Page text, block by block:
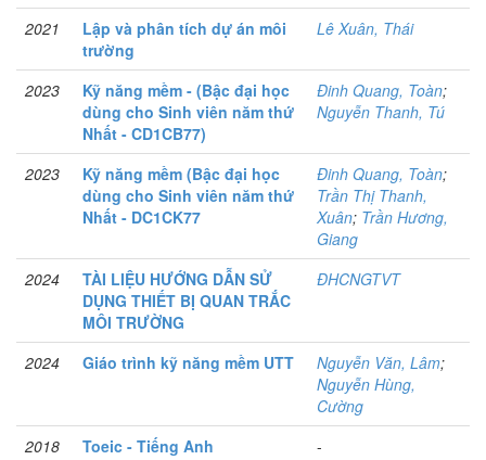
2021
Lập và phân tích dự án môi
trường
Lê Xuân, Thái
2023
Kỹ năng mềm - (Bậc đại học
dùng cho Sinh viên năm thứ
Nhất - CD1CB77)
Đinh Quang, Toàn;
Nguyễn Thanh, Tú
2023
Kỹ năng mềm (Bậc đại học
dùng cho Sinh viên năm thứ
Nhất - DC1CK77
Đinh Quang, Toàn;
Trần Thị Thanh,
Xuân; Trần Hương,
Giang
2024
TÀI LIỆU HƯỚNG DẪN SỬ
DỤNG THIẾT BỊ QUAN TRẮC
MÔI TRƯỜNG
ĐHCNGTVT
2024 Giáo trình kỹ năng mềm UTT Nguyễn Văn, Lâm;
Nguyễn Hùng,
Cường
2018
Toeic - Tiếng Anh
-